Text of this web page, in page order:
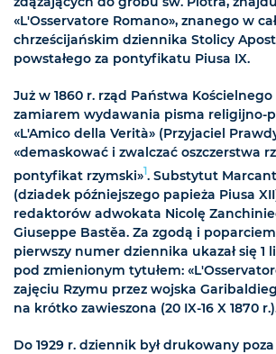
«L'Osservatore Romano», znanego w
chrześcijańskim dziennika Stolicy
powstałego za pontyfikatu Piusa IX.
Już w 1860 r. rząd Państwa Kościelnego
zamiarem wydawania pisma religijno-
«L'Amico della Verità» (Przyjaciel
«demaskować i zwalczać oszczerstwa
pontyfikat rzymski»1. Substytut
(dziadek późniejszego papieża Piusa
redaktorów adwokata Nicolę
Giuseppe Bastěa. Za zgodą i
pierwszy numer dziennika ukazał się 1
pod zmienionym tytułem:
zajęciu Rzymu przez wojska
na krótko zawieszona (20 IX-16 X 1870
Do 1929 r. dziennik był drukowany